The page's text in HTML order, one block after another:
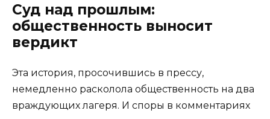
Суд над прошлым:
общественность выносит
вердикт
Эта история, просочившись в прессу,
немедленно расколола общественность на два
враждующих лагеря. И споры в комментариях